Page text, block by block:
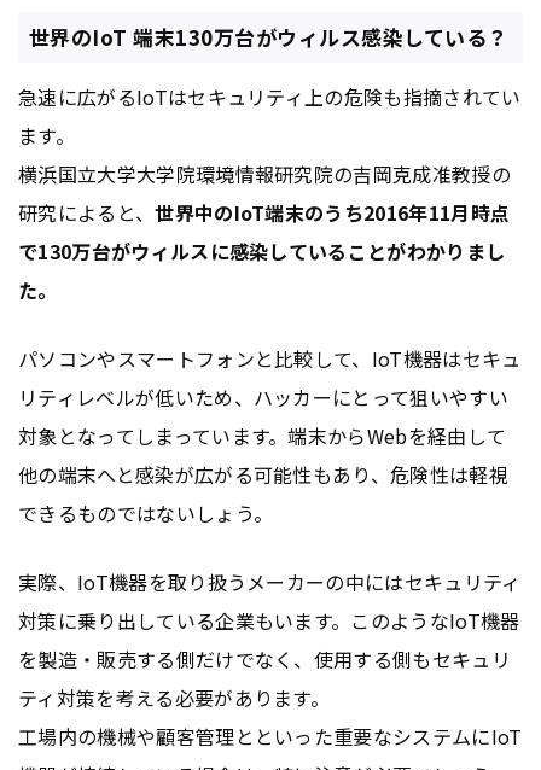
世界のIoT 端末130万台がウィルス感染している？
急速に広がるIoTはセキュリティ上の危険も指摘されてい
ます。
横浜国立大学大学院環境情報研究院の吉岡克成准教授の
研究によると、世界中のIoT端末のうち2016年11月時点
で130万台がウィルスに感染していることがわかりまし
た。
パソコンやスマートフォンと比較して、IoT機器はセキュ
リティレベルが低いため、ハッカーにとって狙いやすい
対象となってしまっています。端末からWebを経由して
他の端末へと感染が広がる可能性もあり、危険性は軽視
できるものではないしょう。
実際、IoT機器を取り扱うメーカーの中にはセキュリティ
対策に乗り出している企業もいます。このようなIoT機器
を製造・販売する側だけでなく、使用する側もセキュリ
ティ対策を考える必要があります。
工場内の機械や顧客管理とといった重要なシステムにIoT